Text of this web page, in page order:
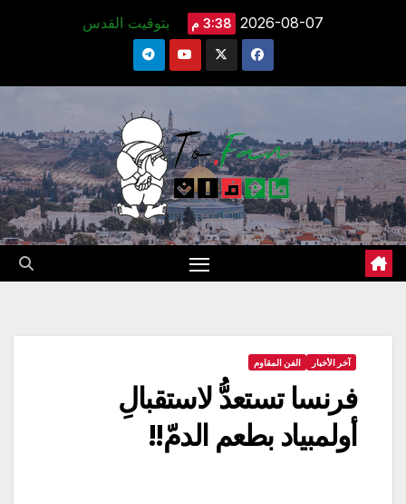
2026-08-07 3:38 م بتوقيت القدس
آخر الأخبار الفن المقاوم
فرنسا تستعدُّ لاستقبالِ
أولمبياد بطعم الدمّ!!